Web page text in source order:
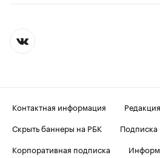
Контактная информация
Редакция
Скрыть баннеры на РБК
Подписка
Корпоративная подписка